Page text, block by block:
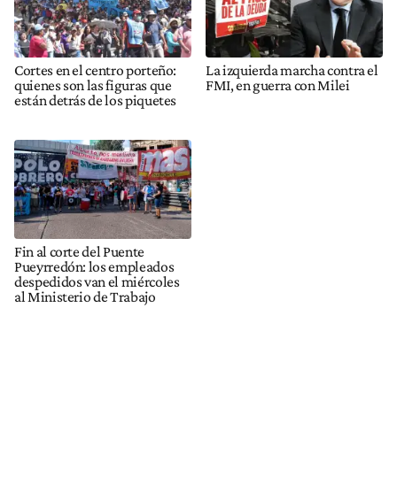
Cortes en el centro porteño:
quienes son las figuras que
están detrás de los piquetes
La izquierda marcha contra el
FMI, en guerra con Milei
Fin al corte del Puente
Pueyrredón: los empleados
despedidos van el miércoles
al Ministerio de Trabajo